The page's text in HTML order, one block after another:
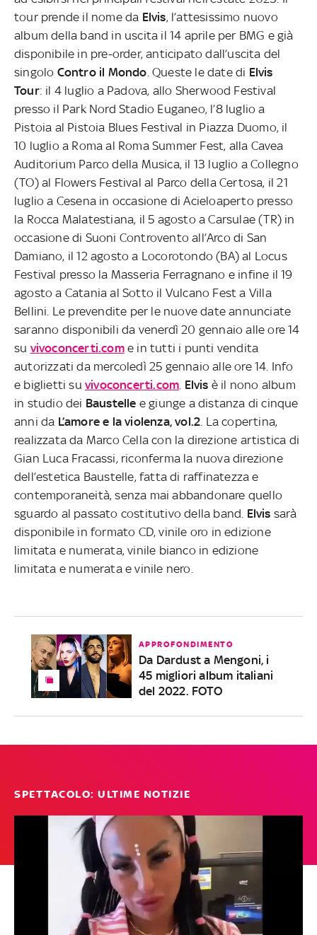
tour prende il nome da Elvis, l’attesissimo nuovo
album della band in uscita il 14 aprile per BMG e già
disponibile in pre-order, anticipato dall’uscita del
singolo Contro il Mondo . Queste le date di Elvis
Tour: il 4 luglio a Padova, allo Sherwood Festival
presso il Park Nord Stadio Euganeo, l’8 luglio a
Pistoia al Pistoia Blues Festival in Piazza Duomo, il
10 luglio a Roma al Roma Summer Fest, alla Cavea
Auditorium Parco della Musica, il 13 luglio a Collegno
(TO) al Flowers Festival al Parco della Certosa, il 21
luglio a Cesena in occasione di Acieloaperto presso
la Rocca Malatestiana, il 5 agosto a Carsulae (TR) in
occasione di Suoni Controvento all’Arco di San
Damiano, il 12 agosto a Locorotondo (BA) al Locus
Festival presso la Masseria Ferragnano e infine il 19
agosto a Catania al Sotto il Vulcano Fest a Villa
Bellini. Le prevendite per le nuove date annunciate
saranno disponibili da venerdì 20 gennaio alle ore 14
su vivoconcerti.come in tutti i punti vendita
autorizzati da mercoledì 25 gennaio alle ore 14. Info
e biglietti su vivoconcerti.com Elvis è il nono album
in studio dei Baustelle e giunge a distanza di cinque
anni da L’amore e la violenza, vol.2 . La copertina,
realizzata da Marco Cella con la direzione artistica di
Gian Luca Fracassi, riconferma la nuova direzione
dell’estetica Baustelle, fatta di raffinatezza e
contemporaneità, senza mai abbandonare quello
sguardo al passato costitutivo della band. Elvis sarà
disponibile in formato CD, vinile oro in edizione
limitata e numerata, vinile bianco in edizione
limitata e numerata e vinile nero.
APPROFONDIMENTO
Da Dardust a Mengoni, i
45 migliori album italiani
del 2022. FOTO
SPETTACOLO: ULTIME NOTIZIE